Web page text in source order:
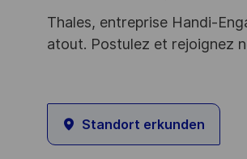
Thales, entreprise Handi-
atout. Postulez et rejoignez
Standort erkunden